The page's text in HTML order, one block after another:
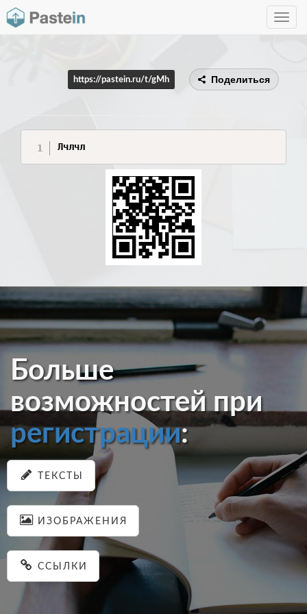
Toggle
https://pastein.ru/t/gMh Поделиться
Лчлчл
Больше
возможностей при
регистрации:
ТЕКСТЫ
ИЗОБРАЖЕНИЯ
ССЫЛКИ